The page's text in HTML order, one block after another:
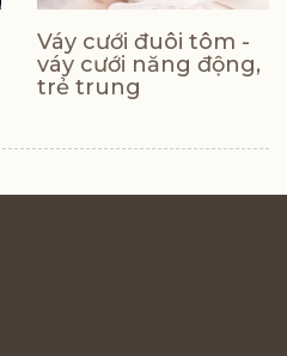
Váy cưới đuôi tôm -
váy cưới năng động,
trẻ trung